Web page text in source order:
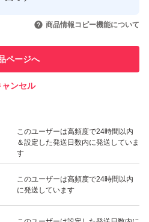
引を完了させた実績があります
での取引実績があります
このユーザーは高頻度で24時間以内
＆設定した発送日数内に発送していま
す
このユーザーは高頻度で24時間以内
に発送しています
商品情報コピー機能について
ページへ
ャンセル
いいね！
1,199